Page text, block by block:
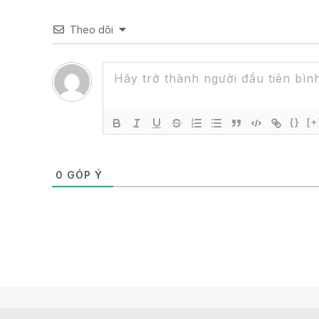
Theo dõi
{}
0 GÓP Ý